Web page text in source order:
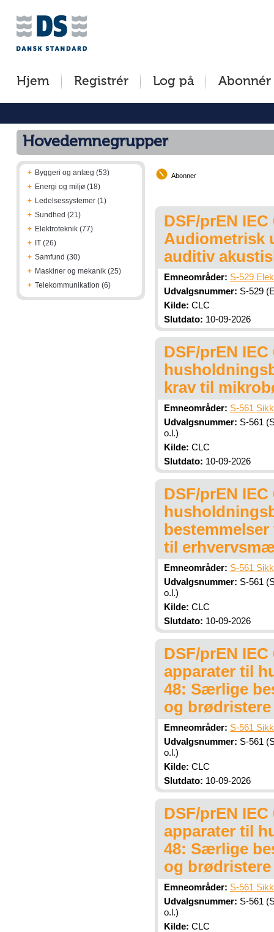
Jump
[s]
Tilgængelighed
Betingelser
Hjem Registrér Log på Abonnér
Hovedemnegrupper
+ Byggeri og anlæg (53)
+ Energi og miljø (18)
+ Ledelsessystemer (1)
+ Sundhed (21)
+ Elektroteknik (77)
+ IT (26)
+ Samfund (30)
+ Maskiner og mekanik (25)
+ Telekommunikation (6)
Abonner
DSF/prEN
Audiometrisk
auditiv
Emneområder: S-529
Udvalgsnummer: S-529
Kilde: CLC
Slutdato: 10-09-2026
DSF/prEN
krav til
Emneområder: S-561
Udvalgsnummer: S-561
o.l.)
Kilde: CLC
Slutdato: 10-09-2026
DSF/prEN
til
Emneområder: S-561
Udvalgsnummer: S-561
o.l.)
Kilde: CLC
Slutdato: 10-09-2026
DSF/prEN
apparater til
48: Særlige
og
Emneområder: S-561
Udvalgsnummer: S-561
o.l.)
Kilde: CLC
Slutdato: 10-09-2026
DSF/prEN
apparater til
48: Særlige
og
Emneområder: S-561
Udvalgsnummer: S-561
o.l.)
Kilde: CLC